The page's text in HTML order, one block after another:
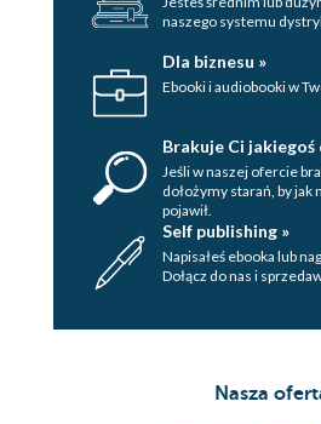
naszego systemu
Dla biznesu »
Ebooki i audiobooki w
Brakuje Ci jakiegoś
Jeśli w naszej ofercie
dołożymy starań, by jak
pojawił.
Self publishing »
Napisałeś ebooka lub
Dołącz do nas i
Nasza